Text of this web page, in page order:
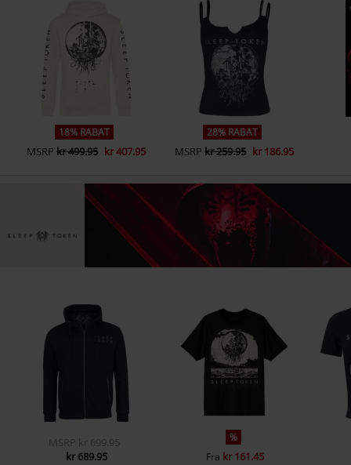
18% RABAT
MSRP kr 499.95 kr 407.95
28% RABAT
MSRP kr 259.95 kr 186.95
MSRP kr 699.95
kr 689.95
%
Fra kr 161.45